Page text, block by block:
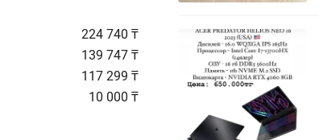
224 740 ₸
139 747 ₸
117 299 ₸
10 000 ₸